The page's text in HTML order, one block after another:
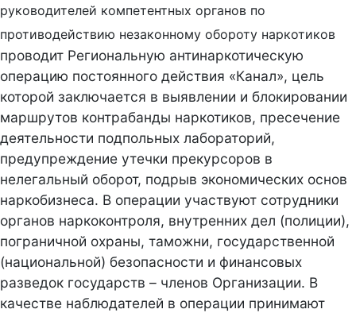
руководителей компетентных органов по
противодействию незаконному обороту наркотиков
проводит Региональную антинаркотическую
операцию постоянного действия «Канал», цель
которой заключается в выявлении и блокировании
маршрутов контрабанды наркотиков, пресечение
деятельности подпольных лабораторий,
предупреждение утечки прекурсоров в
нелегальный оборот, подрыв экономических основ
наркобизнеса. В операции участвуют сотрудники
органов наркоконтроля, внутренних дел (полиции),
пограничной охраны, таможни, государственной
(национальной) безопасности и финансовых
разведок государств – членов Организации. В
качестве наблюдателей в операции принимают